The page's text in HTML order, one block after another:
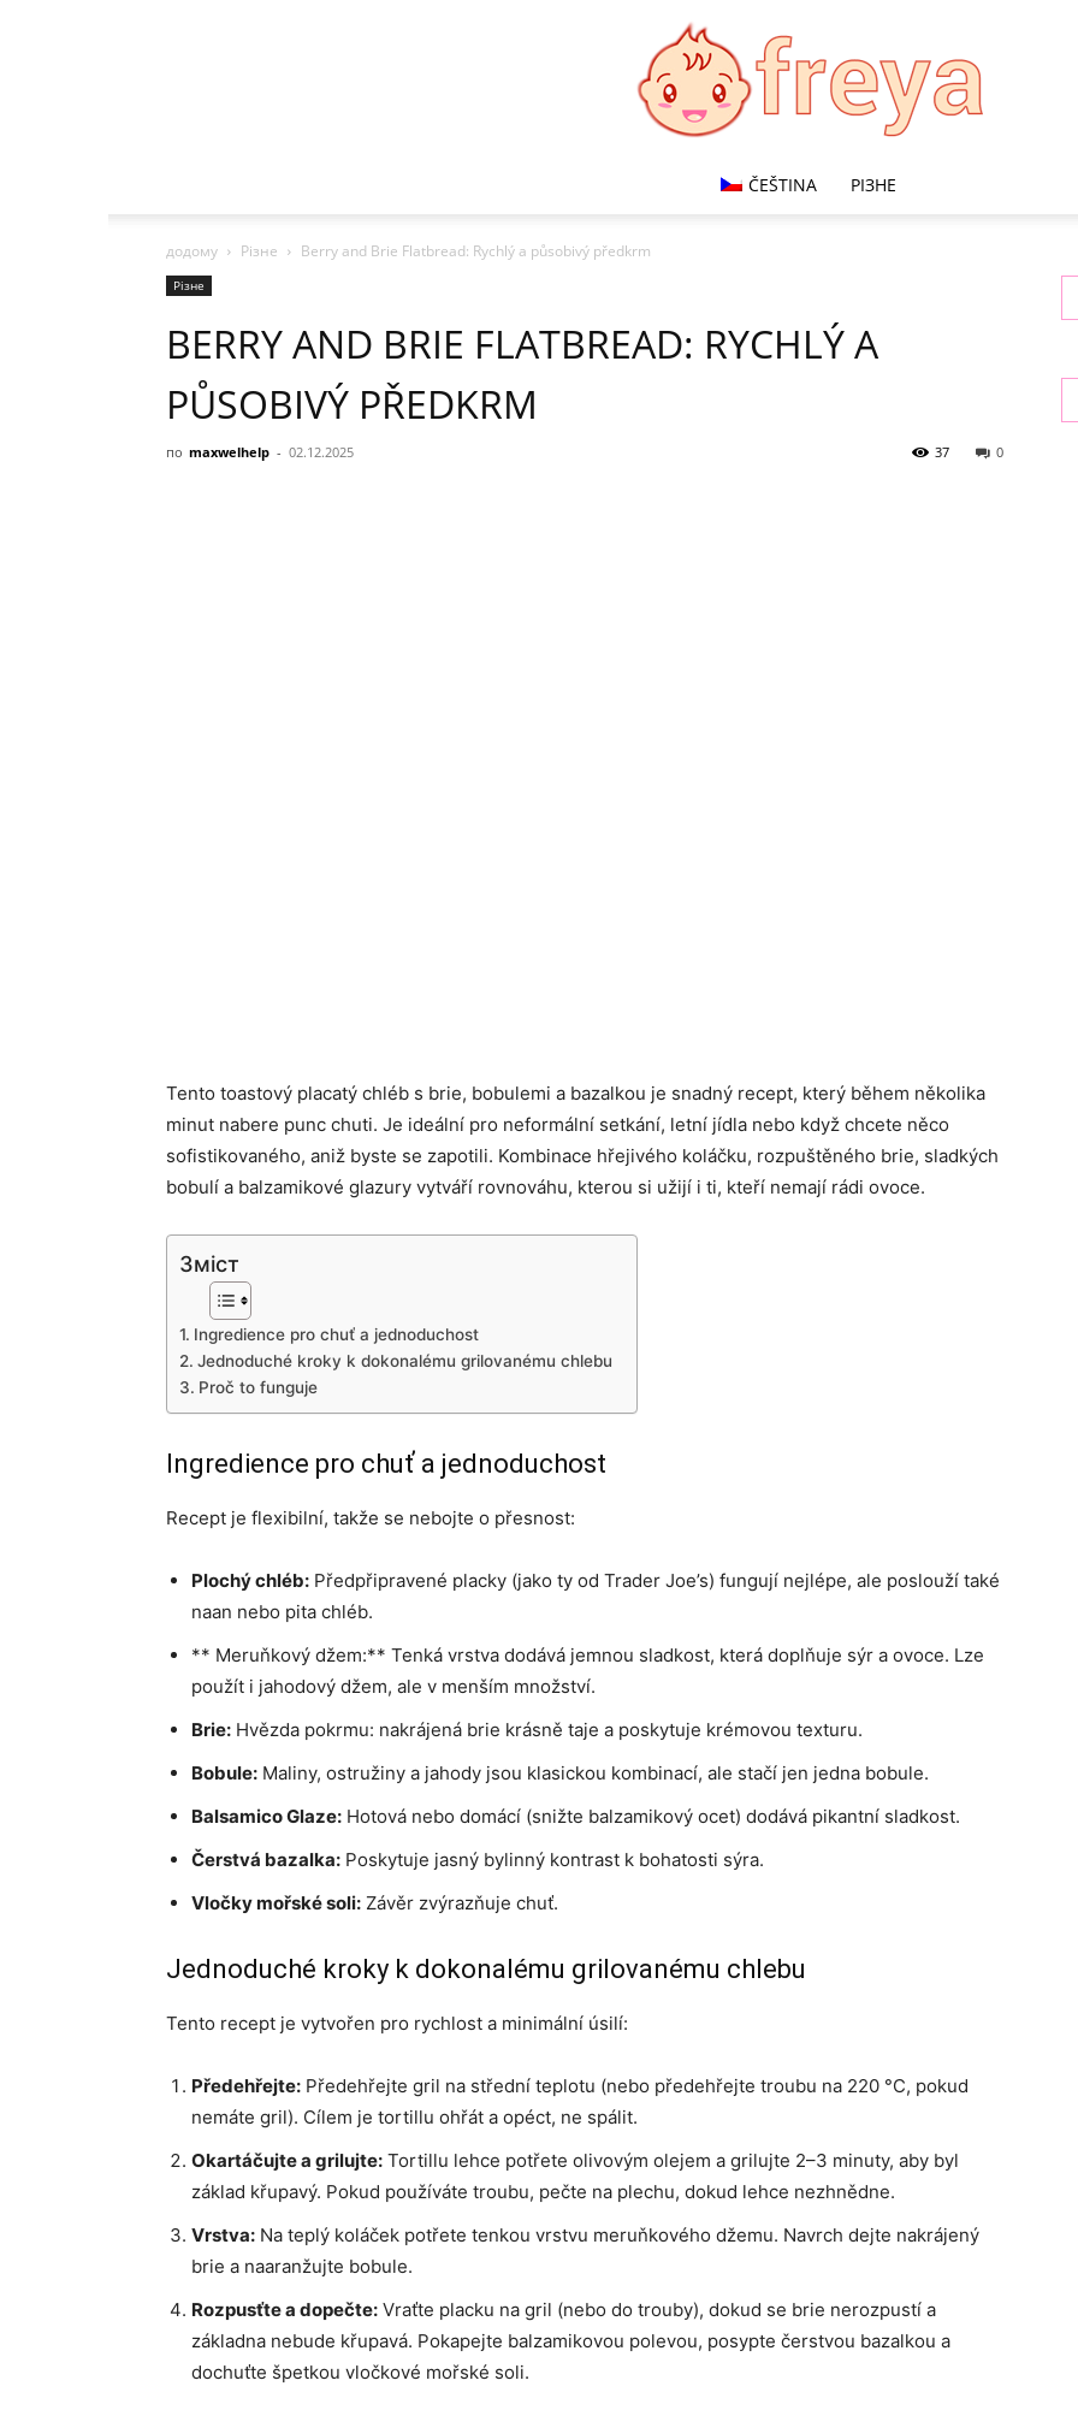
ČEŠTINA РІЗНЕ
додому Різне Berry and Brie Flatbread: Rychlý a působivý předkrm
Різне
BERRY AND BRIE FLATBREAD: RYCHLÝ A
PŮSOBIVÝ PŘEDKRM
по maxwelhelp - 02.12.2025 0
37
Tento toastový placatý chléb s brie, bobulemi a bazalkou je snadný recept, který během několika
minut nabere punc chuti. Je ideální pro neformální setkání, letní jídla nebo když chcete něco
sofistikovaného, ​​aniž byste se zapotili. Kombinace hřejivého koláčku, rozpuštěného brie, sladkých
bobulí a balzamikové glazury vytváří rovnováhu, kterou si užijí i ti, kteří nemají rádi ovoce.
Зміст
Ingredience pro chuť a jednoduchost
Jednoduché kroky k dokonalému grilovanému chlebu
Proč to funguje
Ingredience pro chuť a jednoduchost
Recept je flexibilní, takže se nebojte o přesnost:
Plochý chléb: Předpřipravené placky (jako ty od Trader Joe’s) fungují nejlépe, ale poslouží také
naan nebo pita chléb.
** Meruňkový džem:** Tenká vrstva dodává jemnou sladkost, která doplňuje sýr a ovoce. Lze
použít i jahodový džem, ale v menším množství.
Brie: Hvězda pokrmu: nakrájená brie krásně taje a poskytuje krémovou texturu.
Bobule: Maliny, ostružiny a jahody jsou klasickou kombinací, ale stačí jen jedna bobule.
Balsamico Glaze: Hotová nebo domácí (snižte balzamikový ocet) dodává pikantní sladkost.
Čerstvá bazalka: Poskytuje jasný bylinný kontrast k bohatosti sýra.
Vločky mořské soli: Závěr zvýrazňuje chuť.
Jednoduché kroky k dokonalému grilovanému chlebu
Tento recept je vytvořen pro rychlost a minimální úsilí:
Předehřejte: Předehřejte gril na střední teplotu (nebo předehřejte troubu na 220 °C, pokud
nemáte gril). Cílem je tortillu ohřát a opéct, ne spálit.
Okartáčujte a grilujte: Tortillu lehce potřete olivovým olejem a grilujte 2–3 minuty, aby byl
základ křupavý. Pokud používáte troubu, pečte na plechu, dokud lehce nezhnědne.
Vrstva: Na teplý koláček potřete tenkou vrstvu meruňkového džemu. Navrch dejte nakrájený
brie a naaranžujte bobule.
Rozpusťte a dopečte: Vraťte placku na gril (nebo do trouby), dokud se brie nerozpustí a
základna nebude křupavá. Pokapejte balzamikovou polevou, posypte čerstvou bazalkou a
dochuťte špetkou vločkové mořské soli.